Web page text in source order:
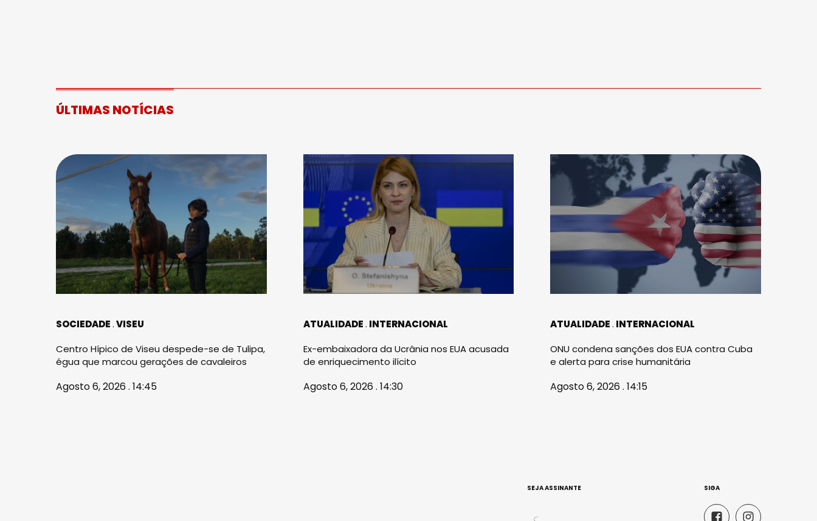
ÚLTIMAS NOTÍCIAS
SOCIEDADE VISEU
Centro Hípico de Viseu despede-se de Tulipa,
égua que marcou gerações de cavaleiros
Agosto 6, 2026 . 14:45
ATUALIDADE INTERNACIONAL
Ex-embaixadora da Ucrânia nos EUA acusada
de enriquecimento ilícito
Agosto 6, 2026 . 14:30
ATUALIDADE INTERNACIONAL
ONU condena sanções dos EUA contra Cuba
e alerta para crise humanitária
Agosto 6, 2026 . 14:15
SEJA ASSINANTE SIGA